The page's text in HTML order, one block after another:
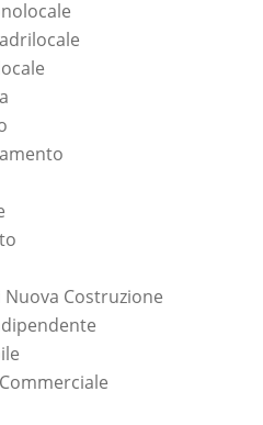
Nuova Costruzione